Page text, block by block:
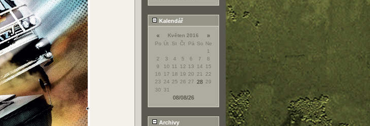
Kalendář
« Květen 2016 »
Po Út St Čt Pá So Ne
1
2
3 4 5 6 7
8
9
10 11 12 13 14
15
16
17 18 19 20 21
22
23
24 25 26 27 28 29
30 31
08/08/26
Archivy